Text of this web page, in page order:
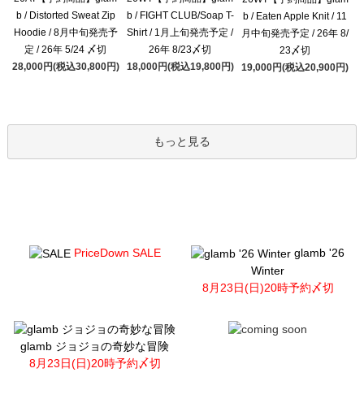
b / Distorted Sweat Zip
Hoodie / 8月中旬発売予
定 / 26年 5/24 〆切
28,000円(税込30,800円)
b / FIGHT CLUB/Soap T-
Shirt / 1月上旬発売予定 /
26年 8/23〆切
18,000円(税込19,800円)
b / Eaten Apple Knit / 11
月中旬発売予定 / 26年 8/
23〆切
19,000円(税込20,900円)
もっと見る
PriceDown SALE
glamb '26
Winter
8月23日(日)20時予約〆切
glamb ジョジョの奇妙な冒険
8月23日(日)20時予約〆切